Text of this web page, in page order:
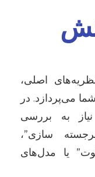
اصلی،
می‌پردازد. در
به بررسی
سازی”،
یا مدل‌های